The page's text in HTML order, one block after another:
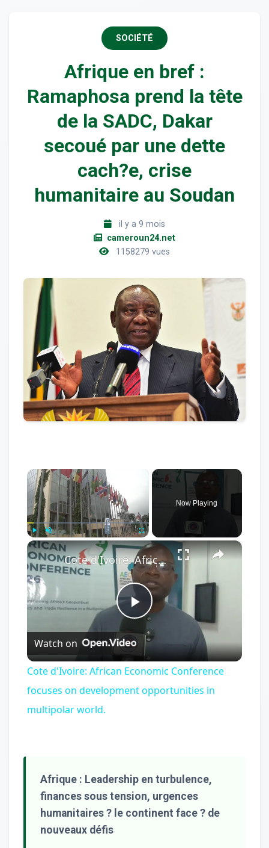
SOCIÉTÉ
Afrique en bref :
Ramaphosa prend la tête
de la SADC, Dakar
secoué par une dette
cach?e, crise
humanitaire au Soudan
il y a 9 mois
cameroun24.net
1158279 vues
Play Unmute Fullscreen
Now Playing
×
Play
Video
Cote d'Ivoire: African Economic Conference focuses on development opportunities in multipolar world.
Watch on
Cote d'Ivoire: African Economic Conference
focuses on development opportunities in
multipolar world.
Afrique : Leadership en turbulence,
finances sous tension, urgences
humanitaires ? le continent face ? de
nouveaux défis